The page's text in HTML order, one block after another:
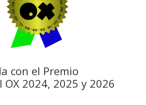
con el Premio
2024, 2025 y 2026